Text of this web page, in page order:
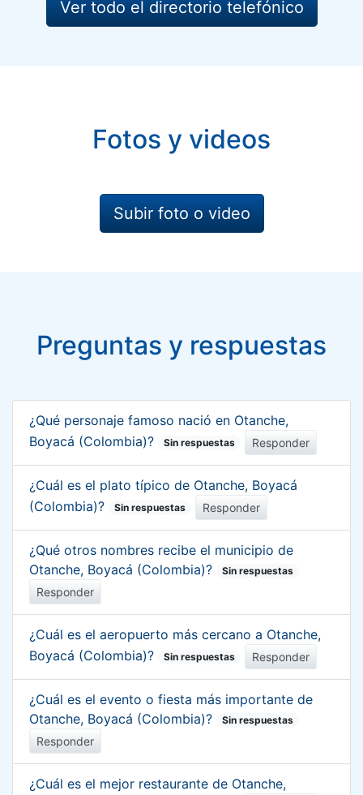
Ver todo el directorio telefónico
Fotos y videos
Subir foto o video
Preguntas y respuestas
¿Qué personaje famoso nació en Otanche,
Boyacá (Colombia)?
Sin respuestas Responder
¿Cuál es el plato típico de Otanche, Boyacá
(Colombia)?
Sin respuestas Responder
¿Qué otros nombres recibe el municipio de
Otanche, Boyacá (Colombia)?
Sin respuestas
Responder
¿Cuál es el aeropuerto más cercano a Otanche,
Boyacá (Colombia)?
Sin respuestas Responder
¿Cuál es el evento o fiesta más importante de
Otanche, Boyacá (Colombia)?
Sin respuestas
Responder
¿Cuál es el mejor restaurante de Otanche,